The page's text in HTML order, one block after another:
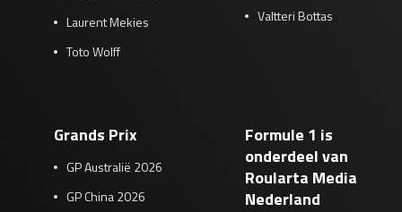
Laurent Mekies
Toto Wolff
Valtteri Bottas
Grands Prix
GP Australië 2026
GP China 2026
Formule 1 is
onderdeel van
Roularta Media
Nederland